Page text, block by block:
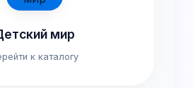
мир
к каталогу